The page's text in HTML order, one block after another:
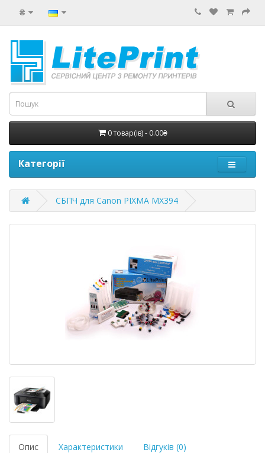
₴
0 товар(ів) - 0.00₴
Категорії
СБПЧ для Canon PIXMA MX394
Опис Характеристики Відгуків (0)